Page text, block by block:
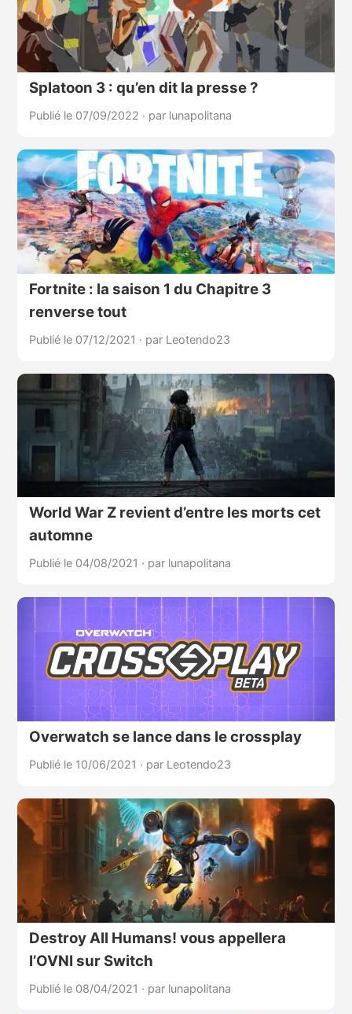
Splatoon 3 : qu’en dit la presse ?
Publié le 07/09/2022 · par lunapolitana
Fortnite : la saison 1 du Chapitre 3
renverse tout
Publié le 07/12/2021 · par Leotendo23
World War Z revient d’entre les morts cet
automne
Publié le 04/08/2021 · par lunapolitana
Overwatch se lance dans le crossplay
Publié le 10/06/2021 · par Leotendo23
Destroy All Humans! vous appellera
l’OVNI sur Switch
Publié le 08/04/2021 · par lunapolitana